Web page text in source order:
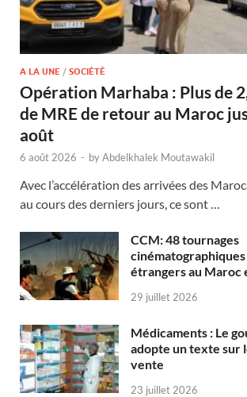
A LA UNE / SOCIÉTÉ
Opération Marhaba : Plus de
de MRE de retour au Maroc
août
6 août 2026 - byAbdelkhalek Moutawakil
Avec l’accélération des arrivées des
au cours des derniers jours, ce sont …
CCM: 48 tournages
étrangers au Maroc
29 juillet 2026
Médicaments : Le
adopte un texte sur
vente
23 juillet 2026